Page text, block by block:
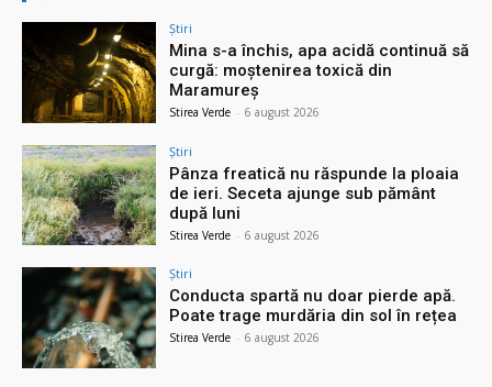
Știri
Mina s-a închis, apa acidă continuă să
curgă: moștenirea toxică din
Maramureș
Stirea Verde - 6 august 2026
Știri
Pânza freatică nu răspunde la ploaia
de ieri. Seceta ajunge sub pământ
după luni
Stirea Verde - 6 august 2026
Știri
Conducta spartă nu doar pierde apă.
Poate trage murdăria din sol în rețea
Stirea Verde - 6 august 2026